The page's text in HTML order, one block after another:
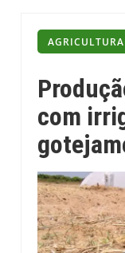
AGRICULTURA
com